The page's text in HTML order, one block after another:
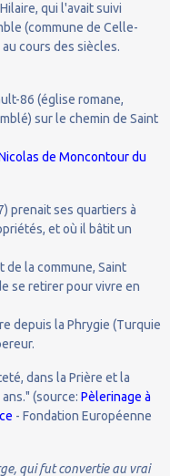
qui l'avait suivi
(commune de Celle-
cours des siècles.
86 (église romane,
sur le chemin de Saint
de Moncontour du
prenait ses quartiers à
et où il bâtit un
de la commune, Saint
se retirer pour vivre en
depuis la Phrygie (Turquie
dans la Prière et la
(source: Pèlerinage à
- Fondation Européenne
qui fut convertie au vrai